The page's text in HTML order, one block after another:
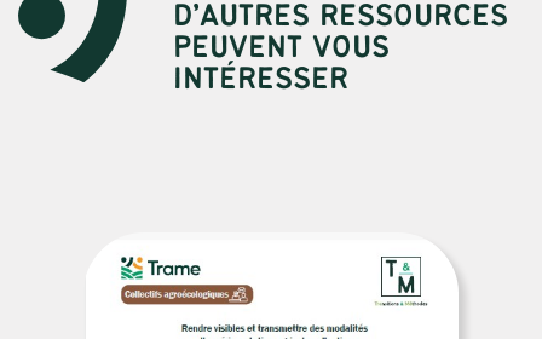
D’AUTRES RESSOURCES
PEUVENT VOUS
INTÉRESSER